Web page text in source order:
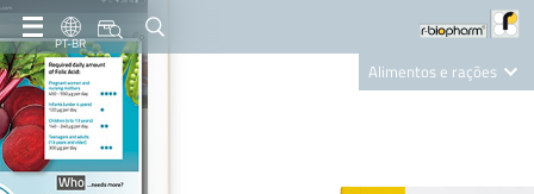
PT-BR
Alimentos e rações
Nutrition Care